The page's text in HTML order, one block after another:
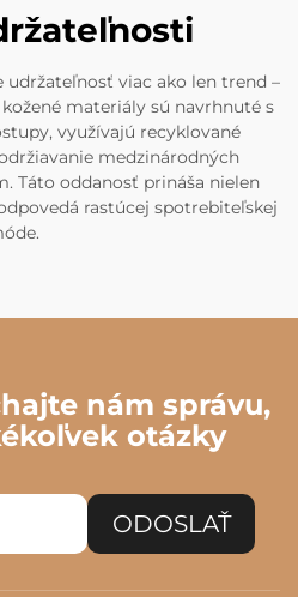
udržateľnosť viac ako len trend –
materiály sú navrhnuté s
využívajú recyklované
medzinárodných
Táto oddanosť prináša nielen
rastúcej spotrebiteľskej
nám správu,
otázky
ODOSLAŤ